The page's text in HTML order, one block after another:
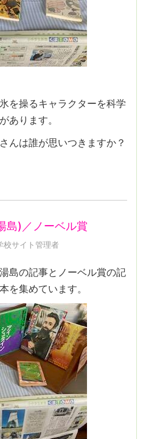
を操るキャラクターを科学
あります。
んは誰が思いつきますか？
島)／ノーベル賞
校サイト管理者
島の記事とノーベル賞の記
を集めています。